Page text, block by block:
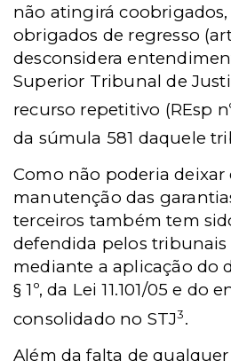
não atingirá coobrigados,
obrigados de regresso
desconsidera
Superior Tribunal de
recurso repetitivo (REsp
da súmula 581 daquele
Como não poderia deixar
manutenção das
terceiros também tem
defendida pelos tribunais
mediante a aplicação do
§ 1º, da Lei 11.101/05 e do
consolidado no STJ3.
Além da falta de